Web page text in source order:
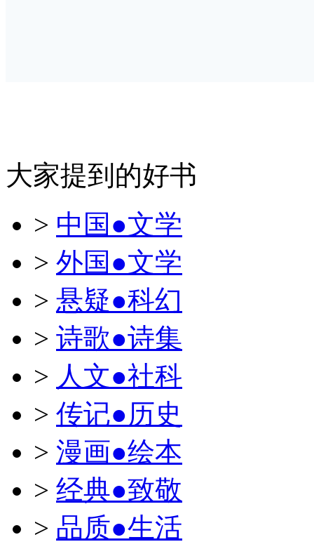
大家提到的好书
> 中国●文学
> 外国●文学
> 悬疑●科幻
> 诗歌●诗集
> 人文●社科
> 传记●历史
> 漫画●绘本
> 经典●致敬
> 品质●生活